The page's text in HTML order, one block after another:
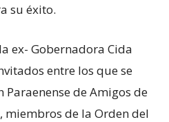
su éxito.
ex- Gobernadora Cida
entre los que se
de Amigos de
miembros de la Orden del